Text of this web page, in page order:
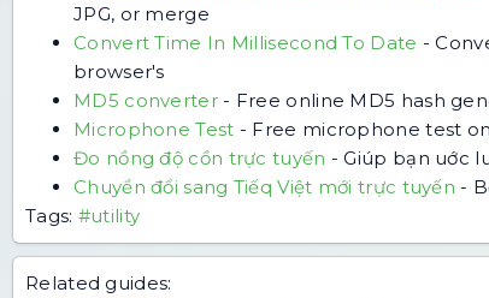
JPG, or merge
Convert Time In Millisecond To Date -
browser's
MD5 converter- Free online MD5 hash
Microphone Test - Free microphone test
Đo nồng độ cồn trực tuyến -Giúp bạn uớc
Chuyển đổi sang Tiếq Việt mới trực tuyến -
Tags: #utility
Related guides: